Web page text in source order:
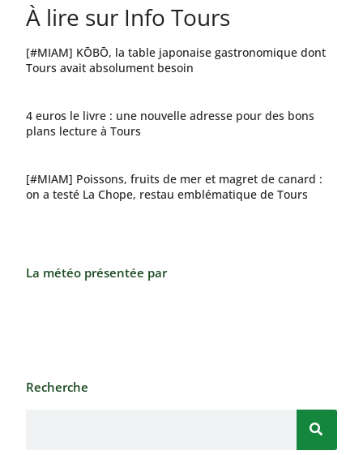
À lire sur Info Tours
[#MIAM] KŌBŌ, la table japonaise gastronomique dont
Tours avait absolument besoin
4 euros le livre : une nouvelle adresse pour des bons
plans lecture à Tours
[#MIAM] Poissons, fruits de mer et magret de canard :
on a testé La Chope, restau emblématique de Tours
La météo présentée par
Recherche